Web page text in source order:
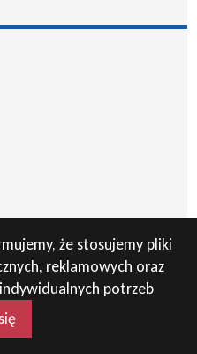
że stosujemy pliki
reklamowych oraz
potrzeb